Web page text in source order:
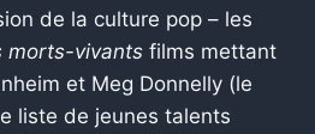
de la culture pop – les
morts-vivants films mettant
et Meg Donnelly (le
liste de jeunes talents